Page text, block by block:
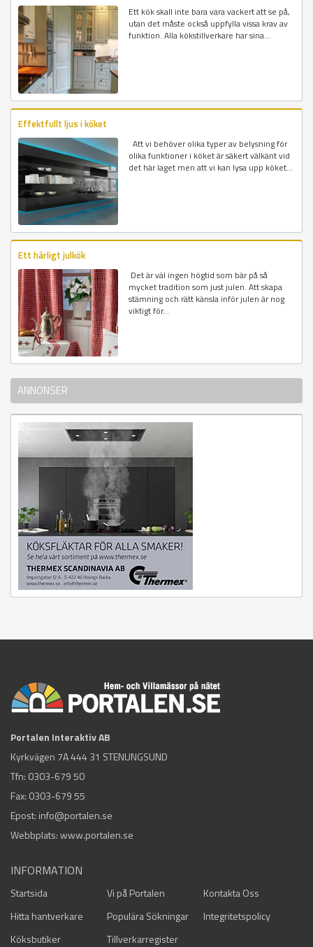
Ett kök skall inte bara vara vackert att se på,
utan det måste också uppfylla vissa krav av
funktion. Alla kökstillverkare har sina...
Effektfullt ljus i köket
Att vi behöver olika typer av belysning för
olika funktioner i köket är säkert välkänt vid
det här laget men att vi kan lysa upp köket...
Ett härligt julkök
Det är väl ingen högtid som bär på så
mycket tradition som just julen. Att skapa
stämning och rätt känsla inför julen är nog
viktigt för...
ANNONSER
Portalen Interaktiv AB
Kyrkvägen 7A 444 31 STENUNGSUND
Tfn: 0303-679 50
Fax: 0303-679 55
Epost: info@portalen.se
Webbplats: www.portalen.se
INFORMATION
Startsida Vi på Portalen
Kontakta Oss
Hitta hantverkare
Populära Sökningar
Integritetspolicy
Köksbutiker
Tillverkarregister